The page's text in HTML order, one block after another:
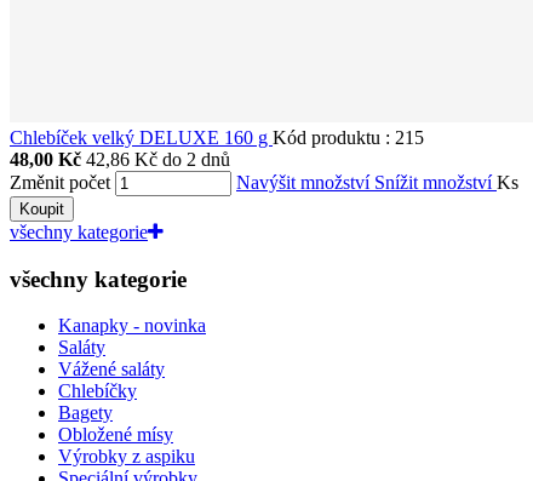
Chlebíček velký DELUXE 160 g Kód produktu : 215
48,00 Kč 42,86 Kč do 2 dnů
Změnit počet
Navýšit množství Snížit množstvíKs
Koupit
všechny kategorie
všechny kategorie
Kanapky - novinka
Saláty
Vážené saláty
Chlebíčky
Bagety
Obložené mísy
Výrobky z aspiku